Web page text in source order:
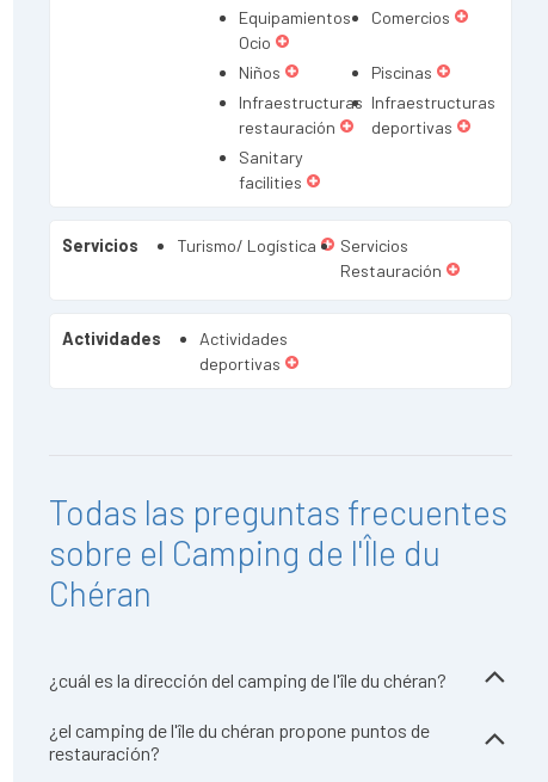
Equipamientos
Ocio
Comercios
Niños
Piscinas
Infraestructuras
restauración
Infraestructuras
deportivas
Sanitary
facilities
Servicios Turismo/ Logística
Servicios
Restauración
Actividades
Actividades
deportivas
Todas las preguntas frecuentes
sobre el Camping de l'Île du
Chéran
¿cuál es la dirección del camping de l'île du chéran?
¿el camping de l'île du chéran propone puntos de
restauración?